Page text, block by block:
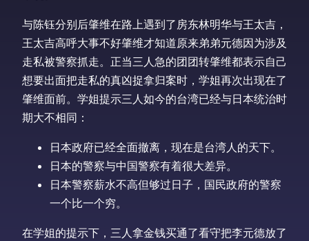
与陈钰分别后肇维在路上遇到了房东林明华与王太吉，
王太吉高呼大事不好肇维才知道原来弟弟元德因为涉及
走私被警察抓走。正当三人急的团团转肇维都表示自己
想要出面把走私的真凶捉拿归案时，学姐再次出现在了
肇维面前。学姐提示三人如今的台湾已经与日本统治时
期大不相同：
日本政府已经全面撤离，现在是台湾人的天下。
日本的警察与中国警察有着很大差异。
日本警察薪水不高但够过日子，国民政府的警察
一个比一个穷。
在学姐的提示下，三人拿金钱买通了看守把李元德放了